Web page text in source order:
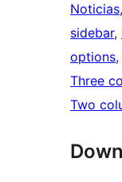
Noticias,
sidebar,
options,
Three
Two